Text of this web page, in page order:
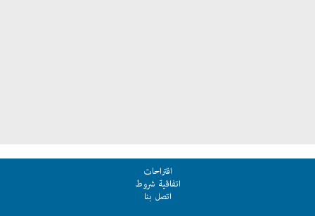
اقتراحات
اتفاقية شروط
اتصل بنا